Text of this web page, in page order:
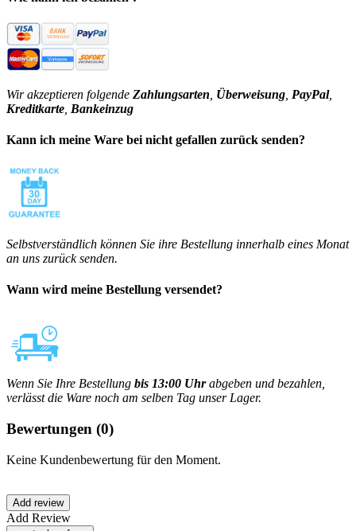
Wir akzeptieren folgende Zahlungsarten Überweisung PayPal,
Kreditkarte Bankeinzug
Kann ich meine Ware bei nicht gefallen zurück senden?
Selbstverständlich können Sie ihre Bestellung innerhalb eines Monat
an uns zurück senden.
Wann wird meine Bestellung versendet?
Wenn Sie Ihre Bestellung bis 13:00 Uhrabgeben und bezahlen,
verlässt die Ware noch am selben Tag unser Lager.
Bewertungen (0)
Keine Kundenbewertung für den Moment.
Add Review